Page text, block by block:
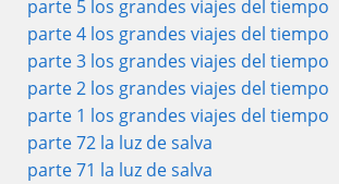
parte 5 los grandes viajes del tiempo
parte 4 los grandes viajes del tiempo
parte 3 los grandes viajes del tiempo
parte 2 los grandes viajes del tiempo
parte 1 los grandes viajes del tiempo
parte 72 la luz de salva
parte 71 la luz de salva